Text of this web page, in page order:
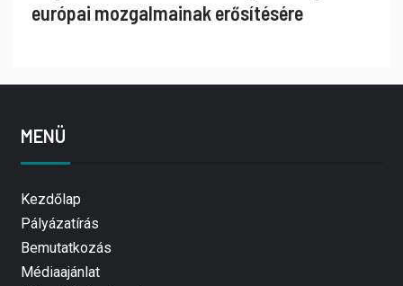
európai mozgalmainak erősítésére
MENÜ
Kezdőlap
Pályázatírás
Bemutatkozás
Médiaajánlat